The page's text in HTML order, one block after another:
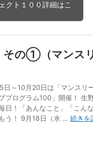
クト１００詳細はこ